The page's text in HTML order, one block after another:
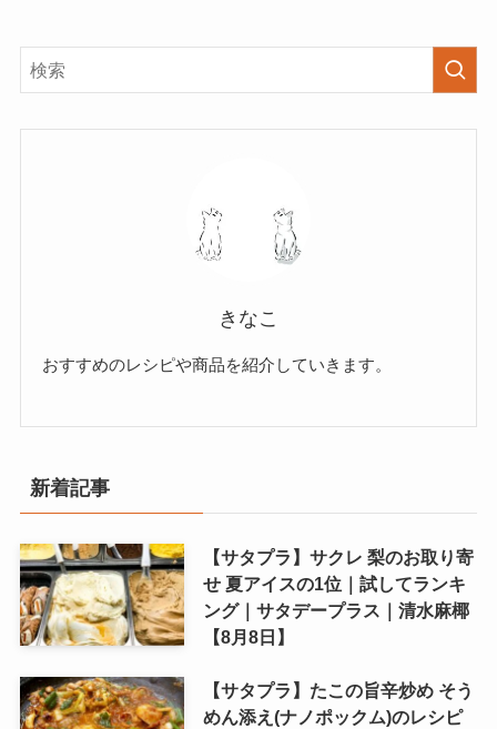
きなこ
おすすめのレシピや商品を紹介していきます。
新着記事
【サタプラ】サクレ 梨のお取り寄
せ 夏アイスの1位｜試してランキ
ング｜サタデープラス｜清水麻椰
【8月8日】
【サタプラ】たこの旨辛炒め そう
めん添え(ナノポックム)のレシピ